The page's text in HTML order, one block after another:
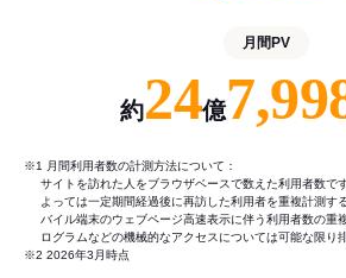
月間PV
約24億
※1 月間利用者数の計測方法について：
サイトを訪れた人をブラウザベースで数えた利用者数で
よっては一定期間経過後に再訪した利用者を重複計測す
バイル端末のウェブページ高速表示に伴う利用者数の重
ログラムなどの機械的なアクセスについては可能な限り
※2 2026年3月時点